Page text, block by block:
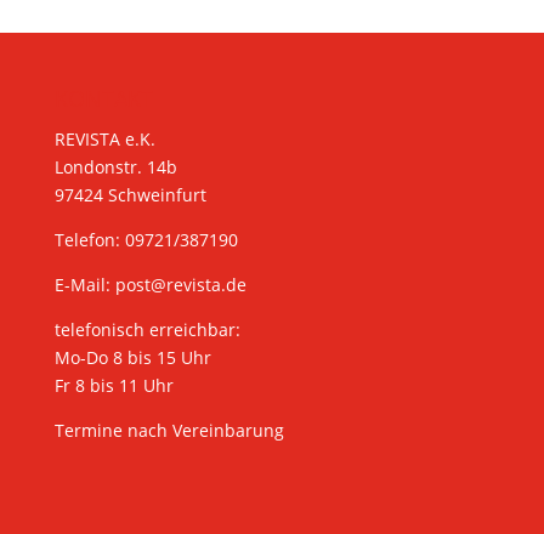
REVISTA e.K.
Londonstr. 14b
97424 Schweinfurt
Telefon: 09721/387190
E-Mail: post@revista.de
telefonisch erreichbar:
Mo-Do 8 bis 15 Uhr
Fr 8 bis 11 Uhr
Termine nach Vereinbarung